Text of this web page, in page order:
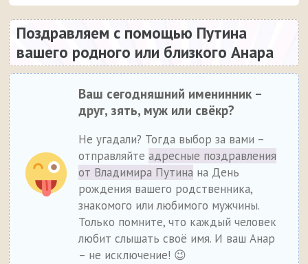
Поздравляем с помощью Путина
вашего родного или близкого Анара
Ваш сегодняшний именинник –
друг, зять, муж или свёкр?
Не угадали? Тогда выбор за вами –
отправляйтеадресные поздравления
от Владимира Путина на День
рождения вашего родственника,
знакомого или любимого мужчины.
Только помните, что каждый человек
любит слышать своё имя. И ваш Анар
– не исключение! 😉